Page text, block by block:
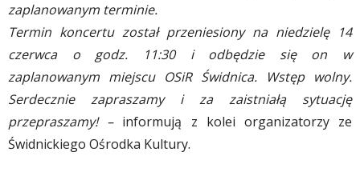
zaplanowanym terminie.
Termin koncertu został przeniesiony na niedzielę 14
czerwca o godz. 11:30 i odbędzie się on w
zaplanowanym miejscu OSiR Świdnica. Wstęp wolny.
Serdecznie zapraszamy i za zaistniałą sytuację
przepraszamy! –informują z kolei organizatorzy ze
Świdnickiego Ośrodka Kultury.